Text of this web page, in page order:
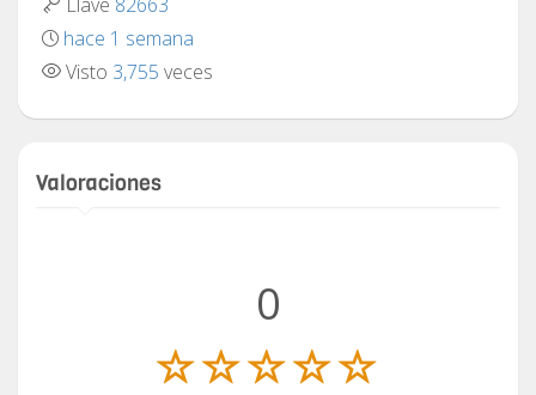
hace 1 semana
Visto 3,755 veces
Valoraciones
0